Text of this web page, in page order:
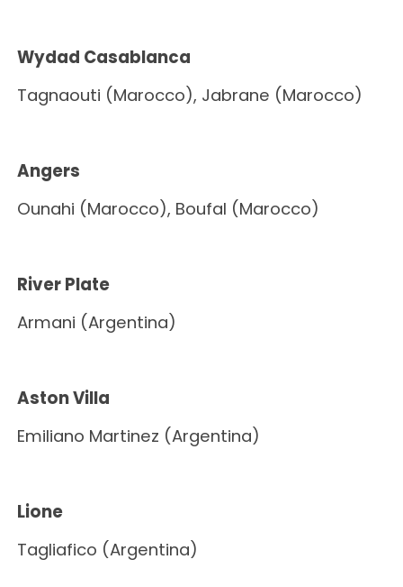
Wydad Casablanca
Tagnaouti (Marocco), Jabrane (Marocco)
Angers
Ounahi (Marocco), Boufal (Marocco)
River Plate
Armani (Argentina)
Aston Villa
Emiliano Martinez (Argentina)
Lione
Tagliafico (Argentina)